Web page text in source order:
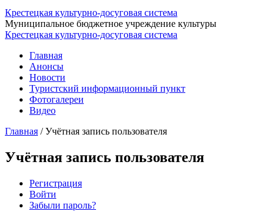
Крестецкая культурно-досуговая система
Муниципальное бюджетное учреждение культуры
Крестецкая культурно-досуговая система
Главная
Анонсы
Новости
Туристский информационный пункт
Фотогалереи
Видео
Главная /Учётная запись пользователя
Учётная запись пользователя
Главные вкладки
Регистрация
Войти
Забыли пароль?